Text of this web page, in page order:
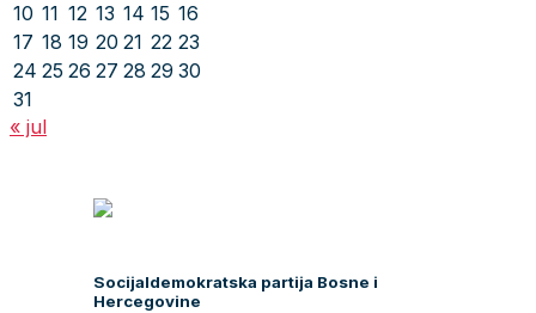
10 11 12 13 14 15 16
17 18 19 20 21 22 23
24 25 26 27 28 29 30
31
« jul
Socijaldemokratska partija Bosne i
Hercegovine